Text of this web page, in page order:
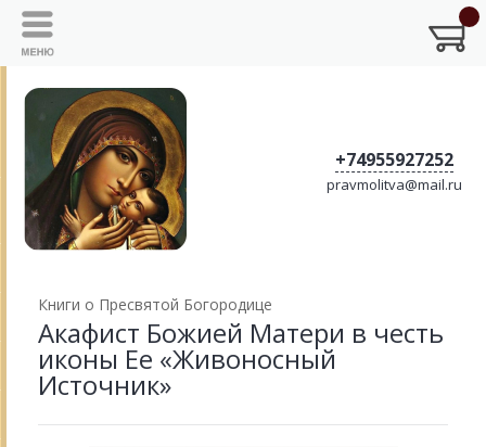
+74955927252
pravmolitva@mail.ru
Книги о Пресвятой Богородице
Акафист Божией Матери в честь
иконы Ее «Живоносный
Источник»